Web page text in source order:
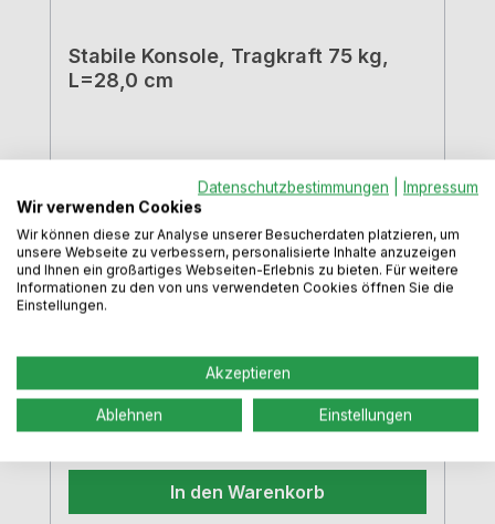
Stabile Konsole, Tragkraft 75 kg,
L=28,0 cm
Solide BlechkonstruktionTablarträger mit
angeschweißter
BefestigungsplatteGrundiert grauTragkraft:
ca. 75 kg
Regulärer Preis:
29,49 €
Preise inkl. MwSt. zzgl. Versandkosten
In den Warenkorb
Datenschutzbestimmungen
Impressum
Wir verwenden Cookies
Wir können diese zur Analyse unserer Besucherdaten platzieren, um
unsere Webseite zu verbessern, personalisierte Inhalte anzuzeigen
und Ihnen ein großartiges Webseiten-Erlebnis zu bieten. Für weitere
Informationen zu den von uns verwendeten Cookies öffnen Sie die
Einstellungen.
Akzeptieren
Ablehnen Einstellungen